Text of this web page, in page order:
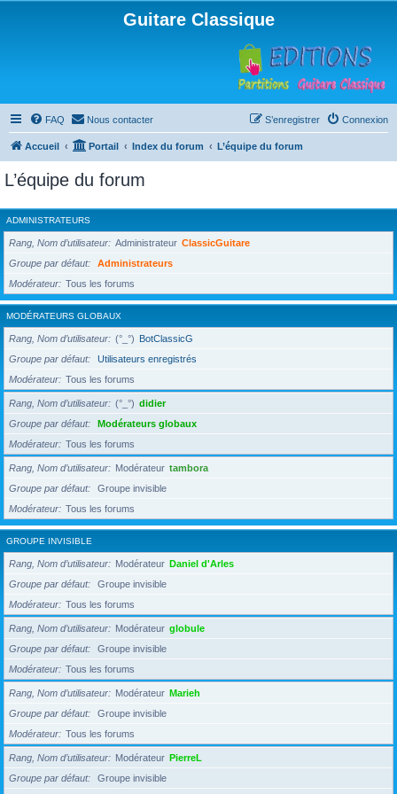
Guitare Classique
FAQ Nous contacter Connexion
S’enregistrer
Accueil Portail Index du forum L’équipe du forum
L’équipe du forum
ADMINISTRATEURS
Rang, Nom d’utilisateur Administrateur ClassicGuitare
Groupe par défaut
Administrateurs
Modérateur
Tous les forums
MODÉRATEURS GLOBAUX
Rang, Nom d’utilisateur (°_°) BotClassicG
Groupe par défaut
Utilisateurs enregistrés
Modérateur
Tous les forums
Rang, Nom d’utilisateur (°_°) didier
Groupe par défaut
Modérateurs globaux
Modérateur
Tous les forums
Rang, Nom d’utilisateur Modérateur tambora
Groupe par défaut
Groupe invisible
Modérateur
Tous les forums
GROUPE INVISIBLE
Rang, Nom d’utilisateur Modérateur Daniel d'Arles
Groupe par défaut
Groupe invisible
Modérateur
Tous les forums
Rang, Nom d’utilisateur Modérateur globule
Groupe par défaut
Groupe invisible
Modérateur
Tous les forums
Rang, Nom d’utilisateur Modérateur Marieh
Groupe par défaut
Groupe invisible
Modérateur
Tous les forums
Rang, Nom d’utilisateur Modérateur PierreL
Groupe par défaut
Groupe invisible